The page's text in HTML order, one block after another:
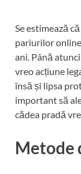
Se estimează
pariurilor
ani. Până
vreo acțiune
însă și lipsa
important să
cădea pradă
Metode